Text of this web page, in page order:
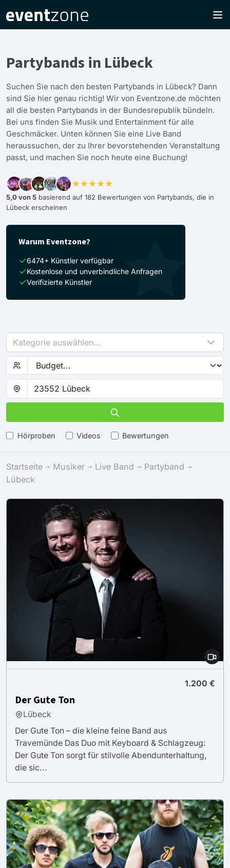
Partybands in Lübeck
Suchen Sie nach den besten Partybands in Lübeck? Dann
sind Sie hier genau richtig! Wir von Eventzone.de möchten
all die besten Partybands in der Bundesrepublik bündeln.
Bei uns finden Sie Musik und Entertainment für alle
Geschmäcker. Unten können Sie eine Live Band
heraussuchen, der zu Ihrer bevorstehenden Veranstaltung
passt, und machen Sie noch heute eine Buchung!
★★★★★
5,0 von 5 basierend auf 182 Bewertungen von Partybands, die in
Lübeck erscheinen
Warum Eventzone?
6474+ Künstler verfügbar
Kostenlose und unverbindliche Anfragen
Verifizierte Künstler
Kategorie auswählen...
Hörproben Videos Bewertungen
Startseite Musiker Live Band
Partyband
Lübeck
1.200 €
Der Gute Ton
Lübeck
Der Gute Ton – die kleine feine Band aus
Travemünde Das Duo mit Keyboard & Schlagzeug:
Der Gute Ton sorgt für stilvolle Abendunterhaltung,
die sic...